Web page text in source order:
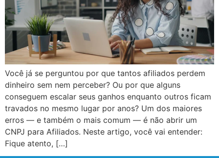
Você já se perguntou por que tantos afiliados perdem
dinheiro sem nem perceber? Ou por que alguns
conseguem escalar seus ganhos enquanto outros ficam
travados no mesmo lugar por anos? Um dos maiores
erros — e também o mais comum — é não abrir um
CNPJ para Afiliados. Neste artigo, você vai entender:
Fique atento, […]